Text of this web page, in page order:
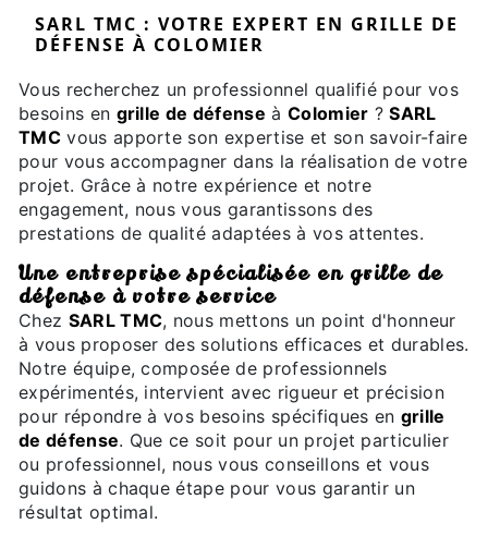
SARL TMC : VOTRE EXPERT EN GRILLE DE
DÉFENSE À COLOMIER
Vous recherchez un professionnel qualifié pour vos
besoins en grille de défense à Colomier ?SARL
TMCvous apporte son expertise et son savoir-faire
pour vous accompagner dans la réalisation de votre
projet. Grâce à notre expérience et notre
engagement, nous vous garantissons des
prestations de qualité adaptées à vos attentes.
Une entreprise spécialisée en grille de
défense à votre service
Chez SARL TMC, nous mettons un point d'honneur
à vous proposer des solutions efficaces et durables.
Notre équipe, composée de professionnels
expérimentés, intervient avec rigueur et précision
pour répondre à vos besoins spécifiques en grille
de défense. Que ce soit pour un projet particulier
ou professionnel, nous vous conseillons et vous
guidons à chaque étape pour vous garantir un
résultat optimal.